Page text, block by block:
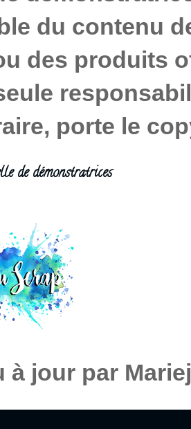
du contenu
des produits
porte le
de démonstratrices
à jour par